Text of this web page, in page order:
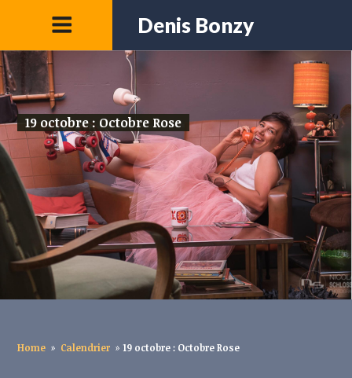
Denis Bonzy
19 octobre : Octobre Rose
Home » Calendrier » 19 octobre : Octobre Rose